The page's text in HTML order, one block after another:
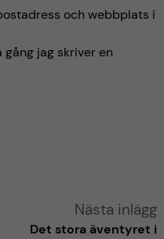
och webbplats i
jag skriver en
Nästa inlägg
Det stora äventyret i